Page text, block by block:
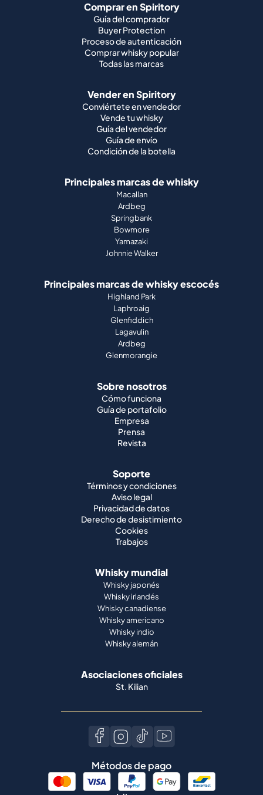
Comprar en Spiritory
Guía del comprador
Buyer Protection
Proceso de autenticación
Comprar whisky popular
Todas las marcas
Vender en Spiritory
Conviértete en vendedor
Vende tu whisky
Guía del vendedor
Guía de envío
Condición de la botella
Principales marcas de whisky
Macallan
Ardbeg
Springbank
Bowmore
Yamazaki
Johnnie Walker
Principales marcas de whisky escocés
Highland Park
Laphroaig
Glenfiddich
Lagavulin
Ardbeg
Glenmorangie
Sobre nosotros
Cómo funciona
Guía de portafolio
Empresa
Prensa
Revista
Soporte
Términos y condiciones
Aviso legal
Privacidad de datos
Derecho de desistimiento
Cookies
Trabajos
Whisky mundial
Whisky japonés
Whisky irlandés
Whisky canadiense
Whisky americano
Whisky indio
Whisky alemán
Asociaciones oficiales
St. Kilian
Métodos de pago